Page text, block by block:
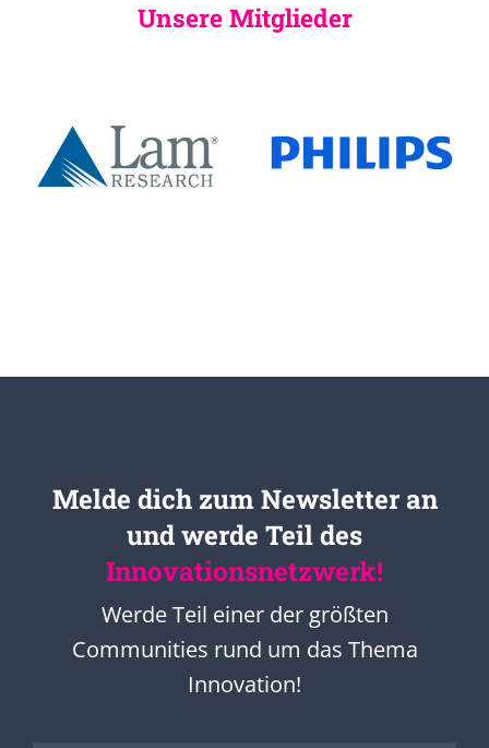
Unsere Mitglieder
Melde dich zum Newsletter an
und werde Teil des
Innovationsnetzwerk!
Werde Teil einer der größten
Communities rund um das Thema
Innovation!